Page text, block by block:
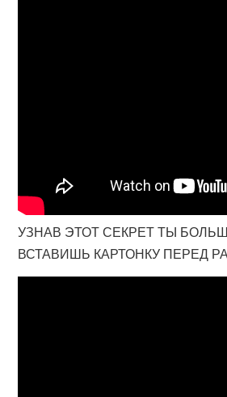
УЗНАВ ЭТОТ СЕКРЕТ ТЫ
ВСТАВИШЬ КАРТОНКУ ПЕРЕД